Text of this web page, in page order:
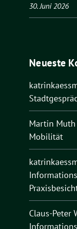
30. Juni 2026
Neueste
Martin Muth
Mobilität
Claus-Peter